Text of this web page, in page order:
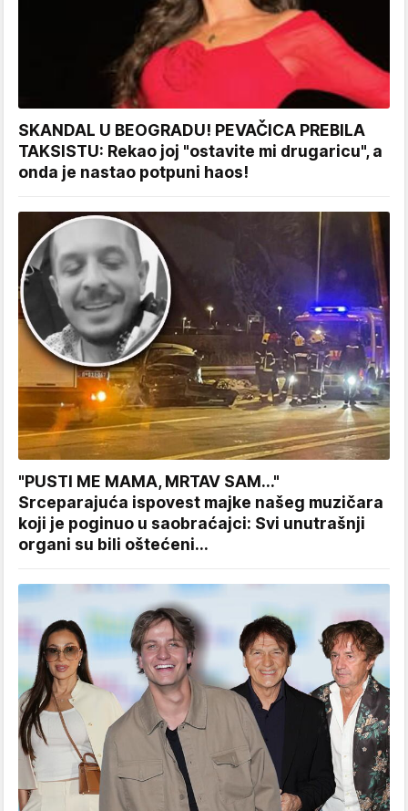
SKANDAL U BEOGRADU! PEVAČICA PREBILA
TAKSISTU: Rekao joj "ostavite mi drugaricu", a
onda je nastao potpuni haos!
"PUSTI ME MAMA, MRTAV SAM..."
Srceparajuća ispovest majke našeg muzičara
koji je poginuo u saobraćajci: Svi unutrašnji
organi su bili oštećeni...